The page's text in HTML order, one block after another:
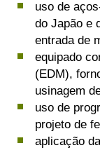
uso de
do Japão e
entrada de
equipado
(EDM),
usinagem
uso de
projeto de
aplicação